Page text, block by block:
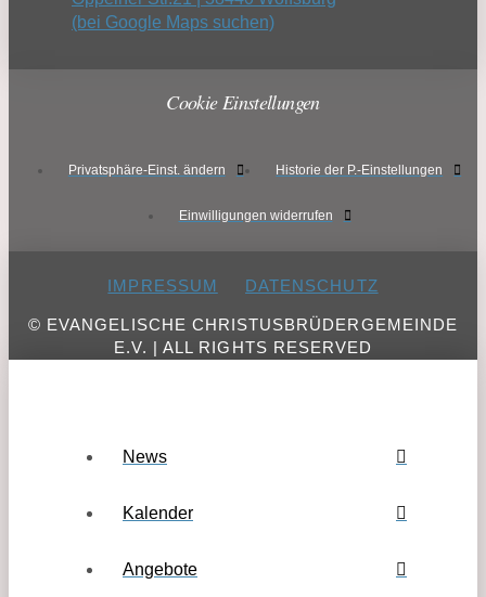
(bei Google Maps suchen)
Cookie Einstellungen
Privatsphäre-Einst. ändern Historie der P.-Einstellungen
Einwilligungen widerrufen
IMPRESSUM DATENSCHUTZ
© EVANGELISCHE CHRISTUSBRÜDERGEMEINDE
E.V. | ALL RIGHTS RESERVED
News
Kalender
Angebote